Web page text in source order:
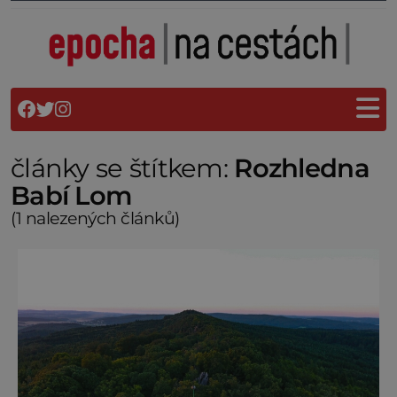
články se štítkem: Rozhledna
Babí Lom
(1 nalezených článků)